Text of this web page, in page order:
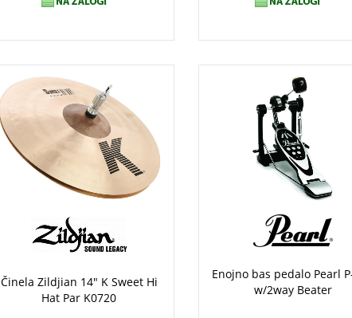
Činela Zildjian 14" K Sweet Hi
Hat Par K0720
Enojno bas pedalo Pearl
w/2way Beater